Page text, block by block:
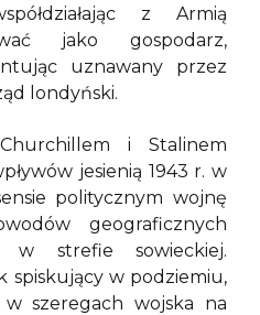
z Armią
jako gospodarz,
uznawany przez
londyński.
i Stalinem
jesienią 1943 r. w
politycznym wojnę
geograficznych
w strefie sowieckiej.
spiskujący w podziemiu,
szeregach wojska na